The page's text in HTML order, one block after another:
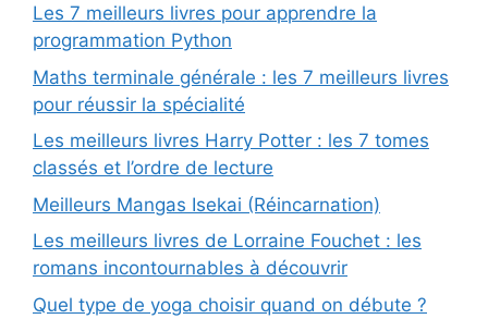
Les 7 meilleurs livres pour apprendre la
programmation Python
Maths terminale générale : les 7 meilleurs livres
pour réussir la spécialité
Les meilleurs livres Harry Potter : les 7 tomes
classés et l’ordre de lecture
Meilleurs Mangas Isekai (Réincarnation)
Les meilleurs livres de Lorraine Fouchet : les
romans incontournables à découvrir
Quel type de yoga choisir quand on débute ?